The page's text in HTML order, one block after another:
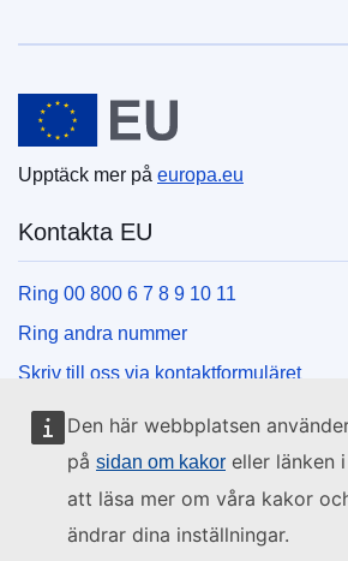
Den här webbplatsen
på sidan om kakor eller länken
att läsa mer om våra kakor
ändrar dina inställningar.
Europeiska unionen
Upptäck mer på europa.eu
Kontakta EU
Ring 00 800 6 7 8 9 10 11
Ring andra nummer
Skriv till oss via kontaktformuläret
Besök ett EU-centrum
Sociala medier
Hitta oss i sociala medier